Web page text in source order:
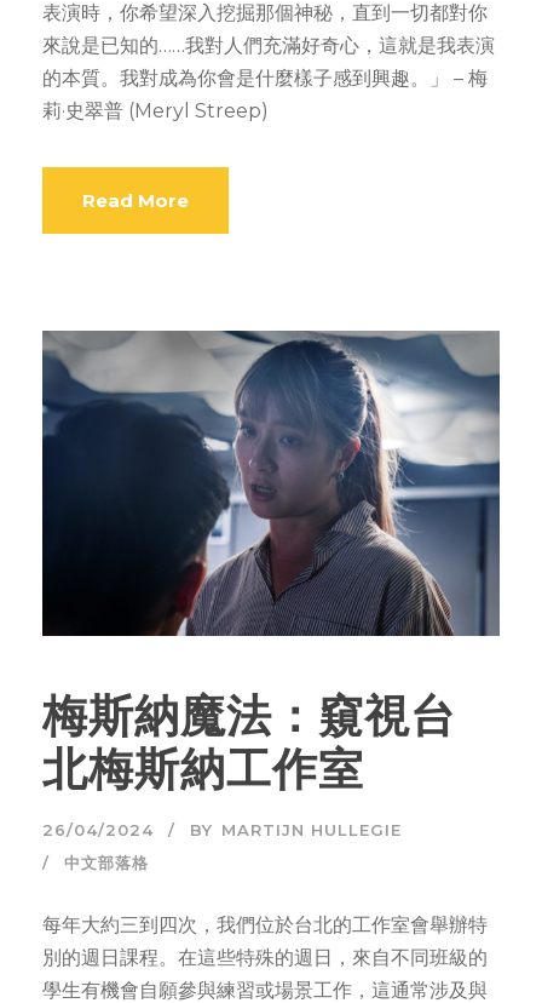
表演時，你希望深入挖掘那個神秘，直到一切都對你
來說是已知的……我對人們充滿好奇心，這就是我表演
的本質。我對成為你會是什麼樣子感到興趣。」 – 梅
莉·史翠普 (Meryl Streep)
Read More
梅斯納魔法：窺視台
北梅斯納工作室
26/04/2024 BY MARTIJN HULLEGIE
中文部落格
每年大約三到四次，我們位於台北的工作室會舉辦特
別的週日課程。在這些特殊的週日，來自不同班級的
學生有機會自願參與練習或場景工作，這通常涉及與